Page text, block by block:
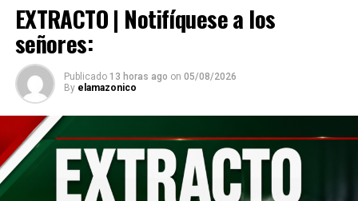
EXTRACTO | Notifíquese a los
señores:
Publicado 13 horas ago on 05/08/2026
By elamazonico